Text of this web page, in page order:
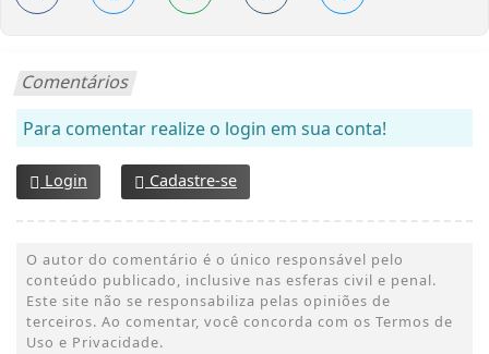
Comentários
Para comentar realize o login em sua conta!
Login Cadastre-se
O autor do comentário é o único responsável pelo
conteúdo publicado, inclusive nas esferas civil e penal.
Este site não se responsabiliza pelas opiniões de
terceiros. Ao comentar, você concorda com os Termos de
Uso e Privacidade.